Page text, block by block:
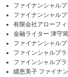
ファイナンシャル
ファイナンシャル
有限会社アローフ
金融ライター 津守
ファイナンシャル
ファインシャルプ
ファインシャルプ
續恵美子 ファイナ